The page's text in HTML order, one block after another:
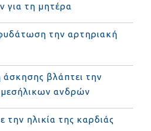
για τη μητέρα
την αρτηριακή
βλάπτει την
μεσήλικων ανδρών
την ηλικία της καρδιάς